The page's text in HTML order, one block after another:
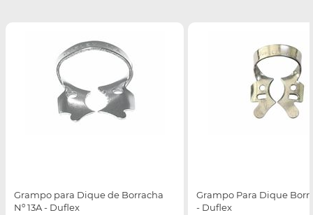
Grampo para Dique de Borracha
Nº 13A - Duflex
Grampo Para Dique
- Duflex